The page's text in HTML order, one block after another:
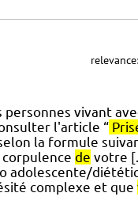
relevance:
vivant
l'article “
la formule
corpulence de votre
adolescente/
complexe et que